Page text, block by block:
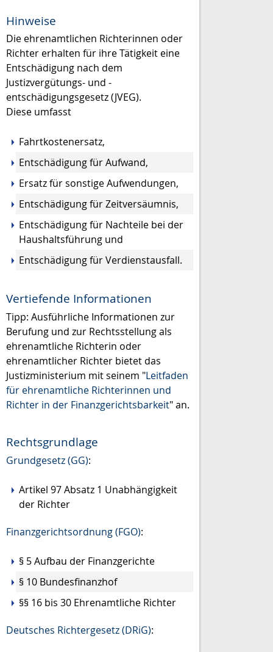
Hinweise
Die ehrenamtlichen Richterinnen oder
Richter erhalten für ihre Tätigkeit eine
Entschädigung nach dem
Justizvergütungs- und -
entschädigungsgesetz (JVEG).
Diese umfasst
Fahrtkostenersatz,
Entschädigung für Aufwand,
Ersatz für sonstige Aufwendungen,
Entschädigung für Zeitversäumnis,
Entschädigung für Nachteile bei der
Haushaltsführung und
Entschädigung für Verdienstausfall.
Vertiefende Informationen
Tipp: Ausführliche Informationen zur
Berufung und zur Rechtsstellung als
ehrenamtliche Richterin oder
ehrenamtlicher Richter bietet das
Justizministerium mit seinem "Leitfaden
für ehrenamtliche Richterinnen und
Richter in der Finanzgerichtsbarkeit" an.
Rechtsgrundlage
Grundgesetz (GG):
Artikel 97 Absatz 1 Unabhängigkeit
der Richter
Finanzgerichtsordnung (FGO):
§ 5 Aufbau der Finanzgerichte
§ 10 Bundesfinanzhof
§§ 16 bis 30 Ehrenamtliche Richter
Deutsches Richtergesetz (DRiG):